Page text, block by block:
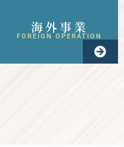
海外事業
FOREIGN OPERATION